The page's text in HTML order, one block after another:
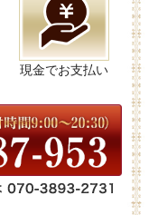
現金でお支払い